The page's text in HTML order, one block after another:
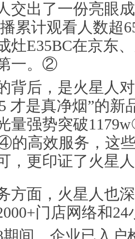
交出了一份亮眼
累计观看人数超
灶E35BC在京东
一。②
背后，是火星人
才是真净烟”的
量强势突破
的高效服务，这
，更印证了火星
方面，火星人也
门店网络和